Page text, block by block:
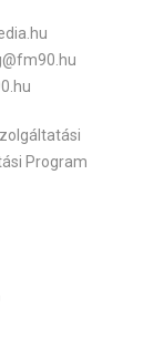
Program